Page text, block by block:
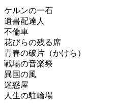
ケルンの一石
遺書配達人
不倫車
花びらの残る席
青春の破片（かけら）
戦場の音楽祭
異国の風
迷惑屋
人生の駐輪場